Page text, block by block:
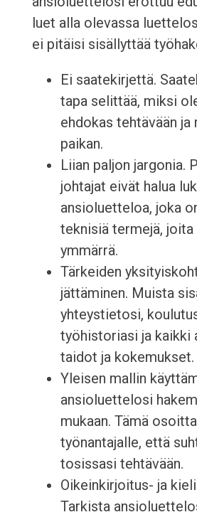
luet alla olevassa
ei pitäisi sisällyttää
Ei saatekirjettä.
tapa selittää, miksi
ehdokas tehtävään ja
paikan.
Liian paljon jargonia.
johtajat eivät halua
ansioluetteloa, joka
teknisiä termejä, joita
ymmärrä.
Tärkeiden
jättäminen. Muista
yhteystietosi,
työhistoriasi ja kaikki
taidot ja kokemukset.
Yleisen mallin
ansioluettelosi
mukaan. Tämä
työnantajalle, että
tosissasi tehtävään.
Oikeinkirjoitus- ja
Tarkista